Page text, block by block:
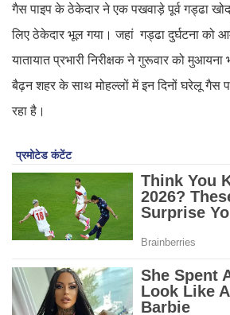
गैस पाइप के ठेकेदार ने एक पखवाड़े पूर्व गड्ढा
लिए ठेकेदार भूल गया। जहां गड्ढा दुर्घटना को
यातायात प्रभारी निरीक्षक ने गुरूवार को
बैढ़न शहर के साथ मोहल्लों में इन दिनों घरेलू गैस
रहा है।